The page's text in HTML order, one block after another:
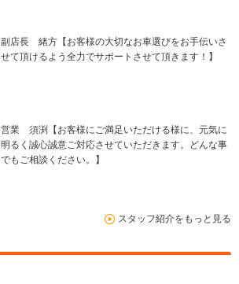
副店長 緒方【お客様の大切なお車選びをお手伝いさ
せて頂けるよう全力でサポートさせて頂きます！】
営業 須渕【お客様にご満足いただける様に、元気に
明るく誠心誠意ご対応させていただきます。どんな事
でもご相談ください。】
スタッフ紹介をもっと見る